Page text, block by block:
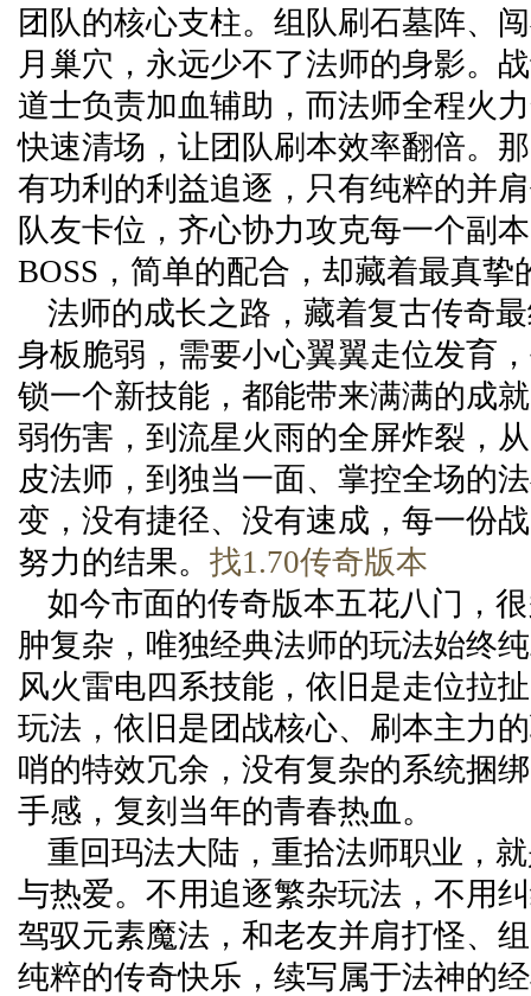
团队的核心支柱。组队刷石墓阵、
月巢穴，永远少不了法师的身影。
道士负责加血辅助，而法师全程火
快速清场，让团队刷本效率翻倍。
有功利的利益追逐，只有纯粹的并
队友卡位，齐心协力攻克每一个副
BOSS，简单的配合，却藏着最真挚
法师的成长之路，藏着复古传奇
身板脆弱，需要小心翼翼走位发育
锁一个新技能，都能带来满满的成
弱伤害，到流星火雨的全屏炸裂，
皮法师，到独当一面、掌控全场的
变，没有捷径、没有速成，每一份
努力的结果。 找1.70传奇版本
如今市面的传奇版本五花八门，
肿复杂，唯独经典法师的玩法始终
风火雷电四系技能，依旧是走位拉
玩法，依旧是团战核心、刷本主力
哨的特效冗余，没有复杂的系统捆
手感，复刻当年的青春热血。
重回玛法大陆，重拾法师职业，
与热爱。不用追逐繁杂玩法，不用
驾驭元素魔法，和老友并肩打怪、
纯粹的传奇快乐，续写属于法神的